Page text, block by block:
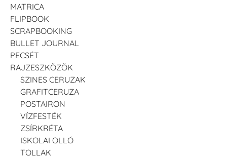
MATRICA
FLIPBOOK
SCRAPBOOKING
BULLET JOURNAL
PECSÉT
RAJZESZKÖZÖK
SZINES CERUZAK
GRAFITCERUZA
POSTAIRON
VÍZFESTÉK
ZSÍRKRÉTA
ISKOLAI OLLÓ
TOLLAK